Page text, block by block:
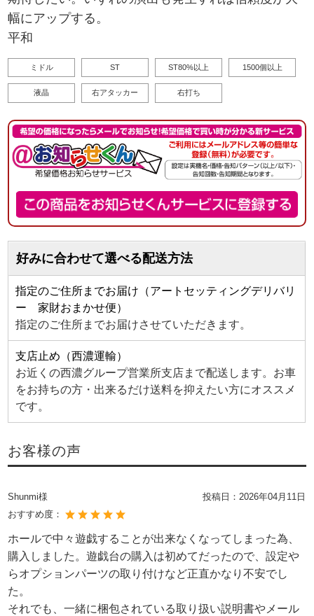
幅にアップする。
平和
ミドル ST ST80%以上 1500個以上
液晶 右アタッカー 右打ち
好みに合わせて選べる配送方法
指定のご住所までお届け（アートセッティングデリバリ
ー 家財おまかせ便）
指定のご住所までお届けさせていただきます。
支店止め（西濃運輸）
お近くの西濃グループ営業所支店まで配送します。お車
をお持ちの方・出来るだけ送料を抑えたい方にオススメ
です。
お客様の声
Shunmi様 投稿日：2026年04月11日
おすすめ度：
ホールで中々遊戯することが出来なくなってしまった為、
購入しました。遊戯台の購入は初めてだったので、設定や
らオプションパーツの取り付けなど正直かなり不安でし
た。
それでも、一緒に梱包されている取り扱い説明書やメール